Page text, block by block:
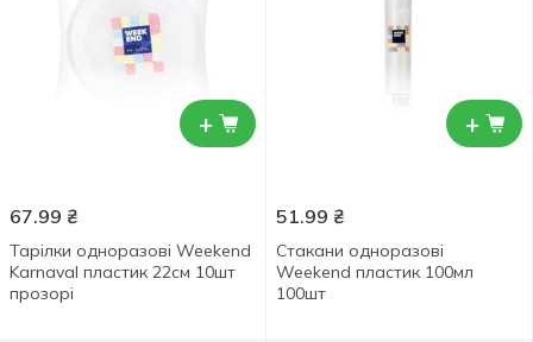
+
67.99 ₴
Тарілки одноразові Weekend
Karnaval пластик 22см 10шт
прозорі
+
51.99 ₴
Стакани одноразові
Weekend пластик 100мл
100шт